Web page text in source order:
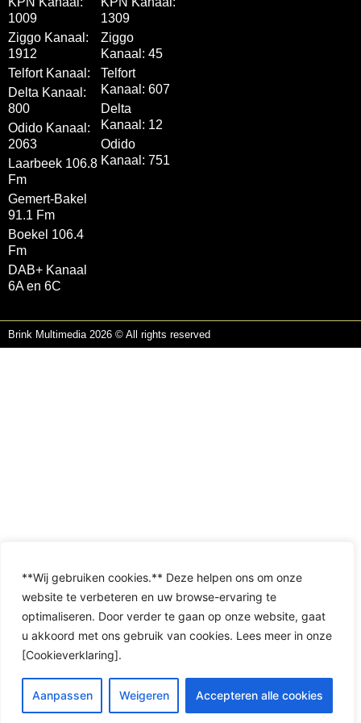
**Wij gebruiken cookies.** Deze helpen ons om onze
website te verbeteren en uw browse-ervaring te
optimaliseren. Door verder te gaan op onze website, gaat
u akkoord met ons gebruik van cookies. Lees meer in onze
[Cookieverklaring].
Aanpassen Weigeren Accepteren alle cookies
1009
Ziggo Kanaal:
1912
Telfort Kanaal:
Delta Kanaal:
800
Odido Kanaal:
2063
Laarbeek 106.8
Fm
Gemert-Bakel
91.1 Fm
Boekel 106.4
Fm
DAB+ Kanaal
6A en 6C
1309
Ziggo
Kanaal: 45
Telfort
Kanaal: 607
Delta
Kanaal: 12
Odido
Kanaal: 751
Brink Multimedia 2026 © All rights reserved